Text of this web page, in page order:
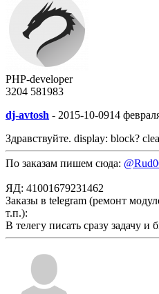
PHP-developer
3204 581983
dj-avtosh - 2015-10-0914
Здравствуйте. display: block?
По заказам пишем сюда:
ЯД: 41001679231462
Заказы в telegram (ремонт
т.п.):
В телегу писать сразу задачу и